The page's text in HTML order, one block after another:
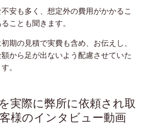
安も多く、想定外の費用がかかるこ
ことも聞きます。
期の見積で実費も含め、お伝えし、
から足が出ないよう配慮させていた
。
実際に弊所に依頼され取
様のインタビュー動画